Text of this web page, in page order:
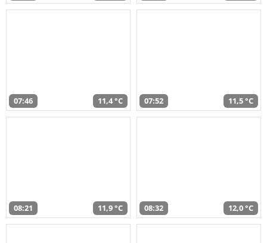
07:46 11,4 °C 07:52 11,5 °C
08:21 11,9 °C 08:32 12,0 °C